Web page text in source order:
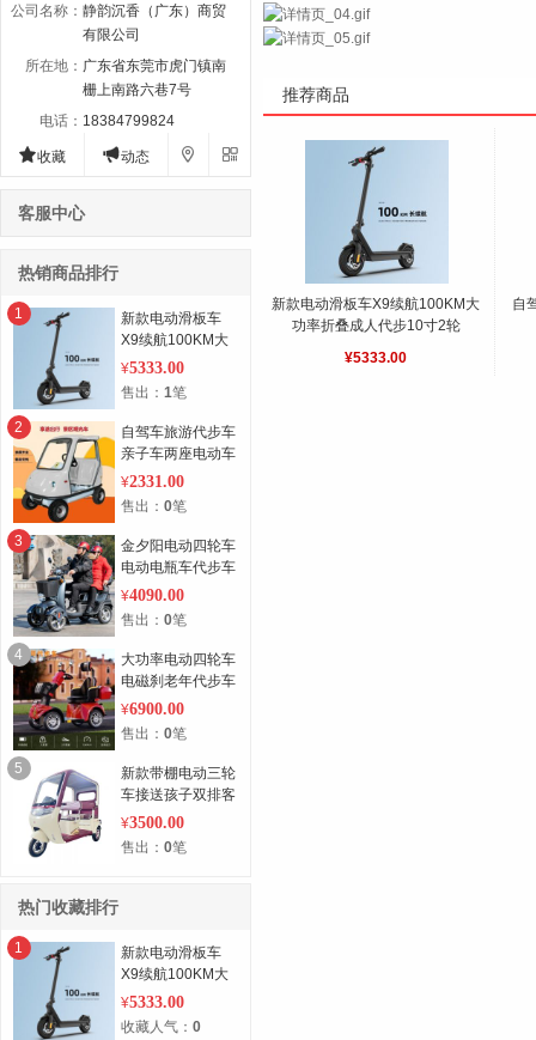
推荐商品
新款电动滑板车X9续航100KM大
功率折叠成人代步10寸2轮
¥5333.00
自
公司名称 ： 静韵沉香（广东）商贸
有限公司
所在地 ： 广东省东莞市虎门镇南
栅上南路六巷7号
电话 ： 18384799824
收藏 动态  
客服中心
热销商品排行
1
新款电动滑板车
X9续航100KM大
功率折叠成人代步
10寸2轮
¥5333.00
售出： 1笔
2
自驾车旅游代步车
亲子车两座电动车
四轮
¥2331.00
售出： 0笔
3
金夕阳电动四轮车
电动电瓶车代步车
老年人电动车成人
家用接送孩子
¥4090.00
售出： 0笔
4
大功率电动四轮车
电磁刹老年代步车
多重减震座椅保护
脊椎舒适骑行
¥6900.00
售出： 0笔
5
新款带棚电动三轮
车接送孩子双排客
货两用休闲老人代
步电动三轮车
¥3500.00
售出： 0笔
热门收藏排行
1
新款电动滑板车
X9续航100KM大
功率折叠成人代步
10寸2轮
¥5333.00
收藏人气： 0